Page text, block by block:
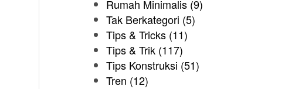
Rumah Minimalis (9)
Tak Berkategori (5)
Tips & Tricks (11)
Tips & Trik (117)
Tips Konstruksi (51)
Tren (12)